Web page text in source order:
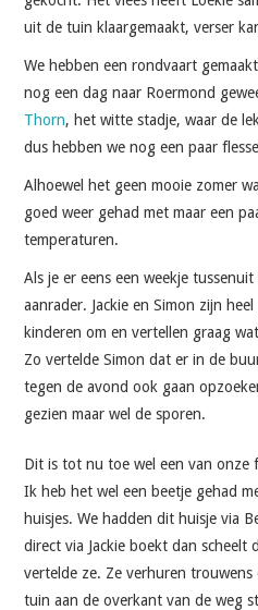
uit de tuin klaargemaakt, verser
We hebben een rondvaart
nog een dag naar Roermond
Thorn, het witte stadje, waar de
dus hebben we nog een paar
Alhoewel het geen mooie zomer
goed weer gehad met maar een
temperaturen.
Als je er eens een weekje
aanrader. Jackie en Simon zijn
kinderen om en vertellen graag
Zo vertelde Simon dat er in de
tegen de avond ook gaan
gezien maar wel de sporen.
Dit is tot nu toe wel een van onze
Ik heb het wel een beetje gehad
huisjes. We hadden dit huisje via
direct via Jackie boekt dan scheelt
vertelde ze. Ze verhuren
tuin aan de overkant van de weg